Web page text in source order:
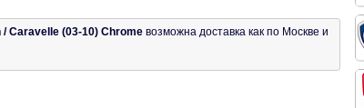
Caravelle (03-10) Chrome возможна доставка как по Москве и